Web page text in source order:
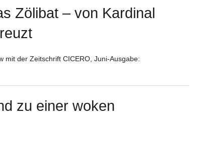
Zölibat – von Kardinal
mit der Zeitschrift CICERO, Juni-Ausgabe:
zu einer woken